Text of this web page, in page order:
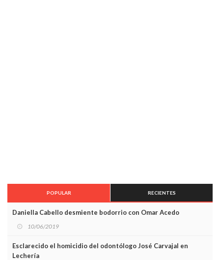
POPULAR RECIENTES
Daniella Cabello desmiente bodorrio con Omar Acedo
10/06/2019
Esclarecido el homicidio del odontólogo José Carvajal en
Lechería